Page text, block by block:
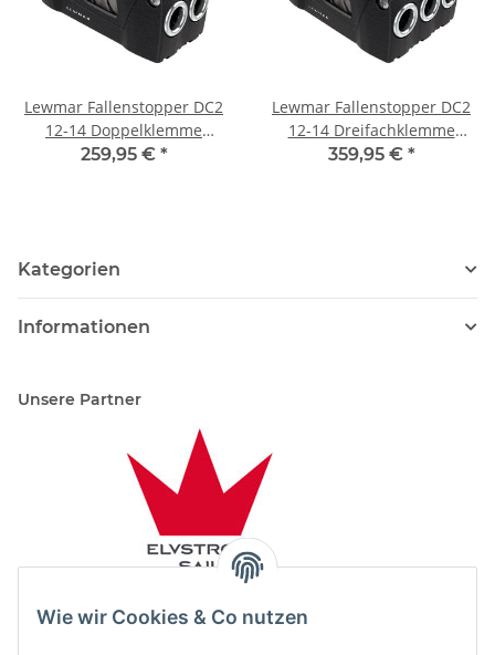
Wie wir Cookies & Co nutzen
Lewmar Fallenstopper DC2
12-14 Doppelklemme
schwarz
259,95 € *
Lewmar Fallenstopper DC2
12-14 Dreifachklemme
schwarz
359,95 € *
Kategorien
Informationen
Unsere Partner